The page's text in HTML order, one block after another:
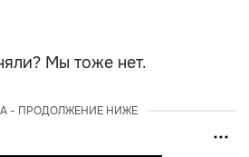
Мы тоже нет.
- ПРОДОЛЖЕНИЕ НИЖЕ